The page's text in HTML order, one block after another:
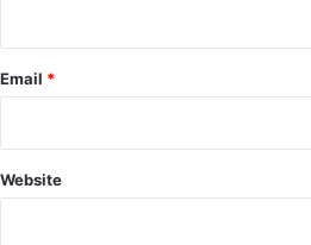
Email *
Website